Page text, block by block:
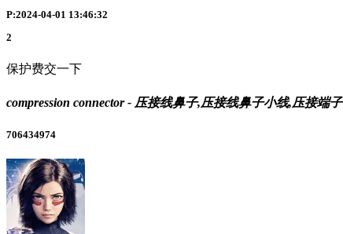
P:2024-04-01 13:46:32
2
保护费交一下
compression connector - 压接线鼻子,压接线鼻子小线,压接端子
706434974